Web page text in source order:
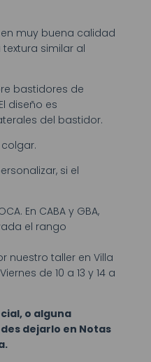
muy buena calidad
similar al
bastidores de
diseño es
del bastidor.
si el
En CABA y GBA,
el rango
nuestro taller en Villa
de 10 a 13 y 14 a
o alguna
dejarlo en Notas